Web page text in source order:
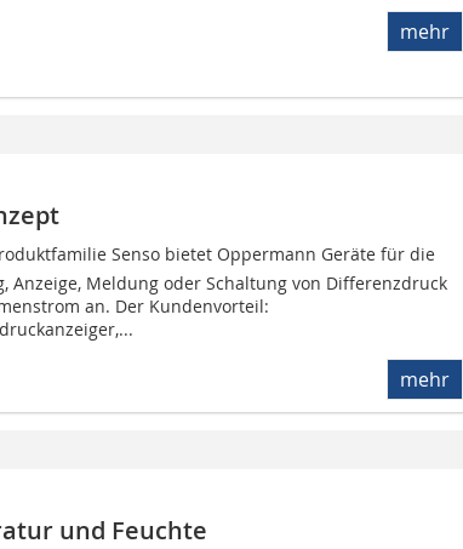
mehr
Senso bietet Oppermann Geräte für die
Anzeige, Meldung oder Schaltung von Differenzdruck
an. Der Kundenvorteil:
mehr
und Feuchte